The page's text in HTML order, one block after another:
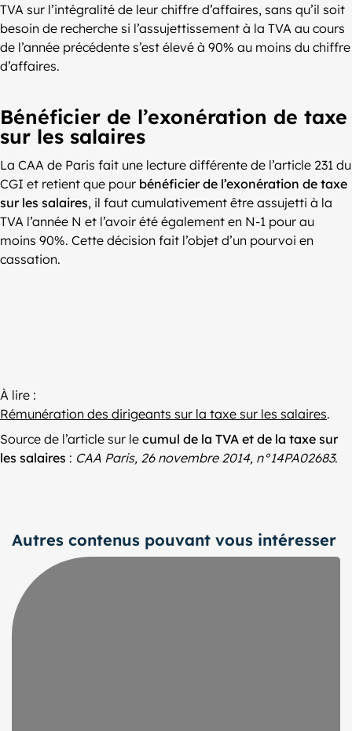
TVA sur l’intégralité de leur chiffre d’affaires, sans qu’il soit
besoin de recherche si l’assujettissement à la TVA au cours
de l’année précédente s’est élevé à 90% au moins du chiffre
d’affaires.
Bénéficier de l’exonération de taxe
sur les salaires
La CAA de Paris fait une lecture différente de l’article 231 du
CGI et retient que pour bénéficier de l’exonération de taxe
sur les salaires, il faut cumulativement être assujetti à la
TVA l’année N et l’avoir été également en N-1 pour au
moins 90%. Cette décision fait l’objet d’un pourvoi en
cassation.
À lire :
Rémunération des dirigeants sur la taxe sur les salaires.
Source de l’article sur le cumul de la TVA et de la taxe sur
les salaires : CAA Paris, 26 novembre 2014, n°14PA02683.
Autres contenus pouvant vous intéresser